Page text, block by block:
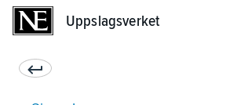
Uppslagsverket